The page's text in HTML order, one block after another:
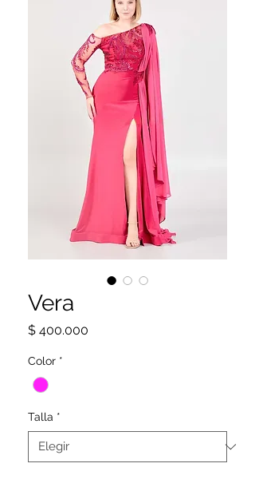
Vera
$ 400.000
Color *
Talla *